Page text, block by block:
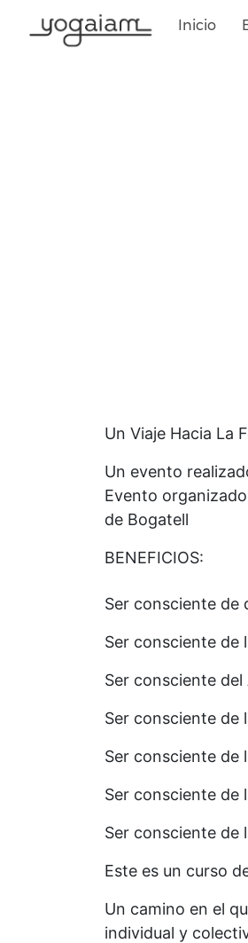
Inicio
Un Viaje Hacia La
Un evento
Evento
de Bogatell
BENEFICIOS:
Ser consciente de
Ser consciente de
Ser consciente
Ser consciente de
Ser consciente de
Ser consciente de
Ser consciente de
Este es un curso
Un camino en el
individual y